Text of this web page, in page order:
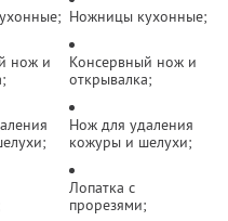
нож и
Ножницы кухонные;
Консервный нож и
открывалка;
Нож для удаления
кожуры и шелухи;
Лопатка с
прорезями;